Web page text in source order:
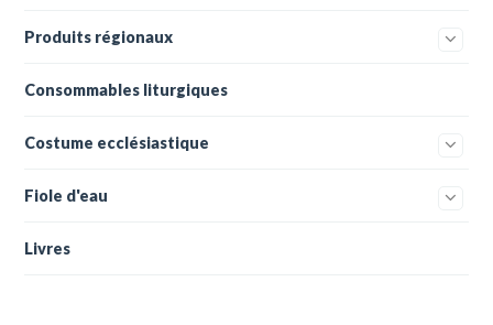
Produits régionaux
Consommables liturgiques
Costume ecclésiastique
Fiole d'eau
Livres